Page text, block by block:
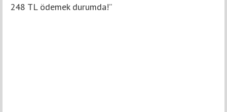
248 TL ödemek durumda!”